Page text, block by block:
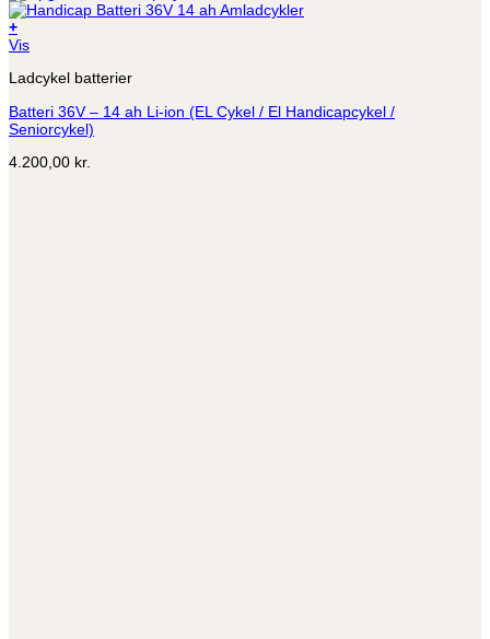
+
Vis
Ladcykel batterier
Batteri 36V – 14 ah Li-ion (EL Cykel / El Handicapcykel /
Seniorcykel)
4.200,00 kr.